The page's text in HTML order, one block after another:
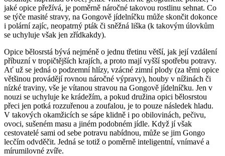
jaké opice přežívá, je poměrně náročné takovou rostlinu sehnat. Co
se týče masité stravy, na Gongově jídelníčku může skončit dokonce
i polární zajíc, neopatrný pták či sněžná liška (k takovým úlovkům
se uchyluje však jen zřídkakdy).
Opice bělosrstá bývá nejméně o jednu třetinu větší, jak její vzdálení
příbuzní v tropičtějších krajích, a proto mají vyšší spotřebu potravy.
Ať už se jedná o podzemní hlízy, vzácné zimní plody (za těmi opice
většinou provádějí rovnou náročné výpravy), houby v nížinách či
nízké traviny, vše je vítanou stravou na Gongově jídelníčku. Jen v
nouzi se uchyluje ke krádežím, a pokud družina opici bělosrstou
přeci jen potká rozzuřenou a zoufalou, je to pouze následek hladu.
V takových okamžicích se sápe klidně i po obilovinách, pečivu,
ovoci, sušeném masu a jiném podobném jídle. Když jí však
cestovatelé sami od sebe potravu nabídnou, může se jim Gongo
lecčím odvděčit. Jedná se totiž o poměrně inteligentní, vnímavé a
mírumilovné zvíře.